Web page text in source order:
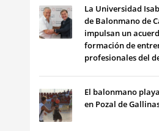
La Universidad
de Balonmano de
impulsan un
formación de
profesionales del
El balonmano
en Pozal de